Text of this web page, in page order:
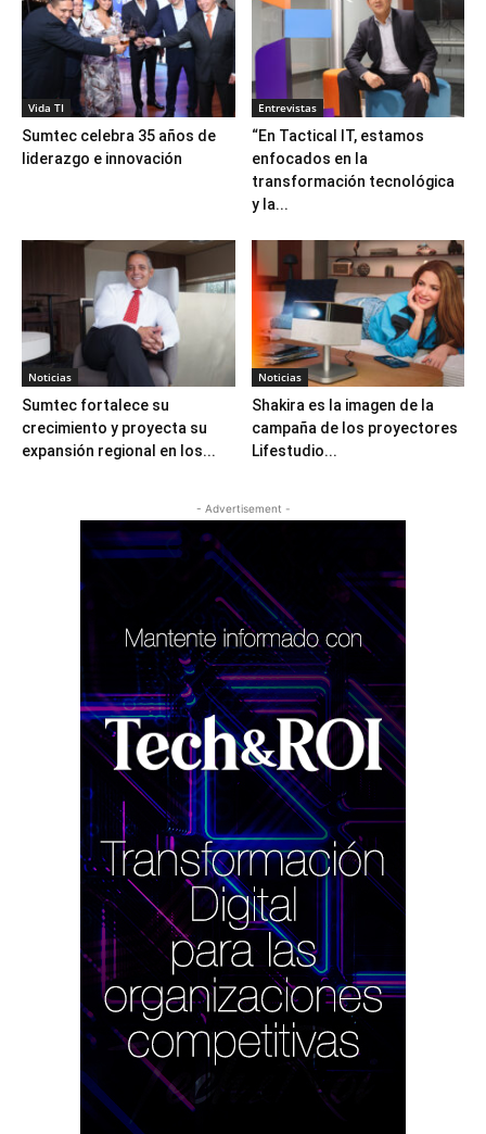
Vida TI
Sumtec celebra 35 años de
liderazgo e innovación
Entrevistas
“En Tactical IT, estamos
enfocados en la
transformación tecnológica
y la...
Noticias
Sumtec fortalece su
crecimiento y proyecta su
expansión regional en los...
Noticias
Shakira es la imagen de la
campaña de los proyectores
Lifestudio...
- Advertisement -